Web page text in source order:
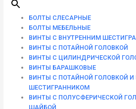
БОЛТЫ СЛЕСАРНЫЕ
БОЛТЫ МЕБЕЛЬНЫЕ
ВИНТЫ С ВНУТРЕННИМ
ВИНТЫ С ПОТАЙНОЙ ГОЛОВКОЙ
ВИНТЫ С ЦИЛИНДРИЧЕСКОЙ
ВИНТЫ БАРАШКОВЫЕ
ВИНТЫ С ПОТАЙНОЙ ГОЛОВКОЙ
ШЕСТИГРАННИКОМ
ВИНТЫ С ПОЛУСФЕРИЧЕСКОЙ
ШАЙБОЙ